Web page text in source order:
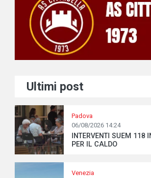
Ultimi post
Padova
06/08/2026 14:24
INTERVENTI SUEM 118
PER IL CALDO
Venezia